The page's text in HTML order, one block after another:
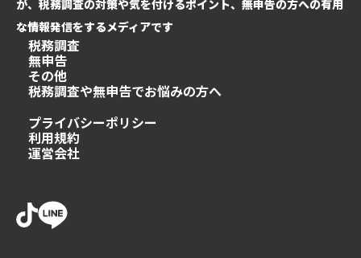
が、税務調査の対策や気を付けるポイント、無申告の方への有用
な情報発信をするメディアです
税務調査
無申告
その他
税務調査や無申告でお悩みの方へ
プライバシーポリシー
利用規約
運営会社